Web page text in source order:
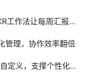
法让每周汇报更高效
管理，协作效率翻倍
支撑个性化业务管理